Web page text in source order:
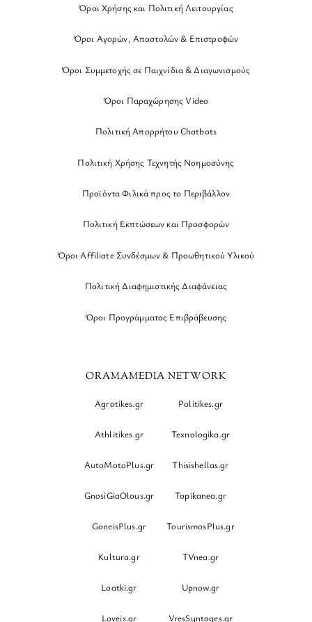
Όροι Χρήσης και Πολιτική Λειτουργίας
Όροι Αγορών, Αποστολών & Επιστροφών
Όροι Συμμετοχής σε Παιχνίδια & Διαγωνισμούς
Όροι Παραχώρησης Video
Πολιτική Απορρήτου Chatbots
Πολιτική Χρήσης Τεχνητής Νοημοσύνης
Προϊόντα Φιλικά προς το Περιβάλλον
Πολιτική Εκπτώσεων και Προσφορών
Όροι Affiliate Συνδέσμων & Προωθητικού Υλικού
Πολιτική Διαφημιστικής Διαφάνειας
Όροι Προγράμματος Επιβράβευσης
ORAMAMEDIA NETWORK
Agrotikes.gr Politikes.gr
Athlitikes.gr Texnologika.gr
AutoMotoPlus.gr Thisishellas.gr
GnosiGiaOlous.gr Topikanea.gr
GoneisPlus.gr TourismosPlus.gr
Kultura.gr TVnea.gr
Loatki.gr Upnow.gr
Loveis.gr VresSyntages.gr